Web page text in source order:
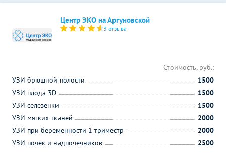
Центр ЭКО на Аргуновской
3 отзыва
Стоимость, руб.:
УЗИ брюшной полости
1500
УЗИ плода 3D
1500
УЗИ селезенки
1500
УЗИ мягких тканей
2000
УЗИ при беременности 1 триместр
2000
УЗИ почек и надпочечников
2500